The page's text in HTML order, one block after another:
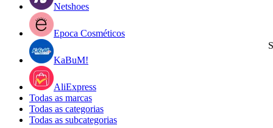
Netshoes
Epoca Cosméticos
KaBuM!
AliExpress
Todas as marcas
Todas as categorias
Todas as subcategorias